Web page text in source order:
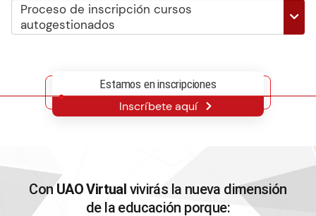
Proceso de inscripción cursos
autogestionados
Revisa en tu correo electrónico los datos de
Estamos en inscripciones
Inscríbete aquí
ConUAO Virtual vivirás la nueva dimensión
de la educación porque: